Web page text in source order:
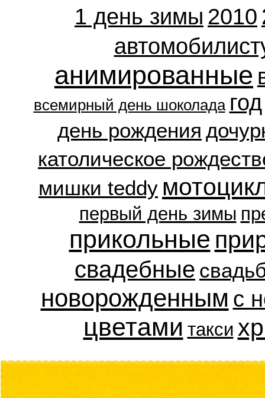
1 день зимы 2010
анимированные
всемирный день шоколада год
день рождения
католическое
мишки teddy
первый день зимы
прикольные
свадебные
новорожденным с
цветами такси